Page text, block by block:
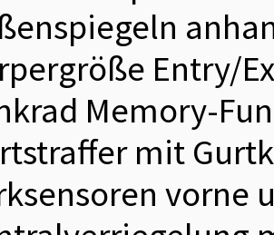
Entry/
Memory-
mit
vorne